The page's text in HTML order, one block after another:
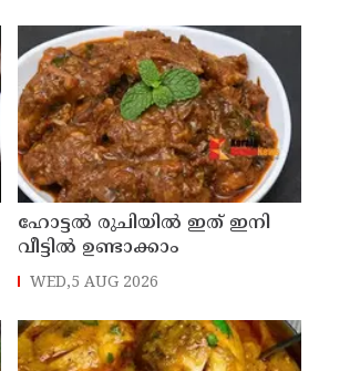
ഹോട്ടൽ രുചിയിൽ ഇത് ഇനി
വീട്ടിൽ ഉണ്ടാക്കാം
WED,5 AUG 2026